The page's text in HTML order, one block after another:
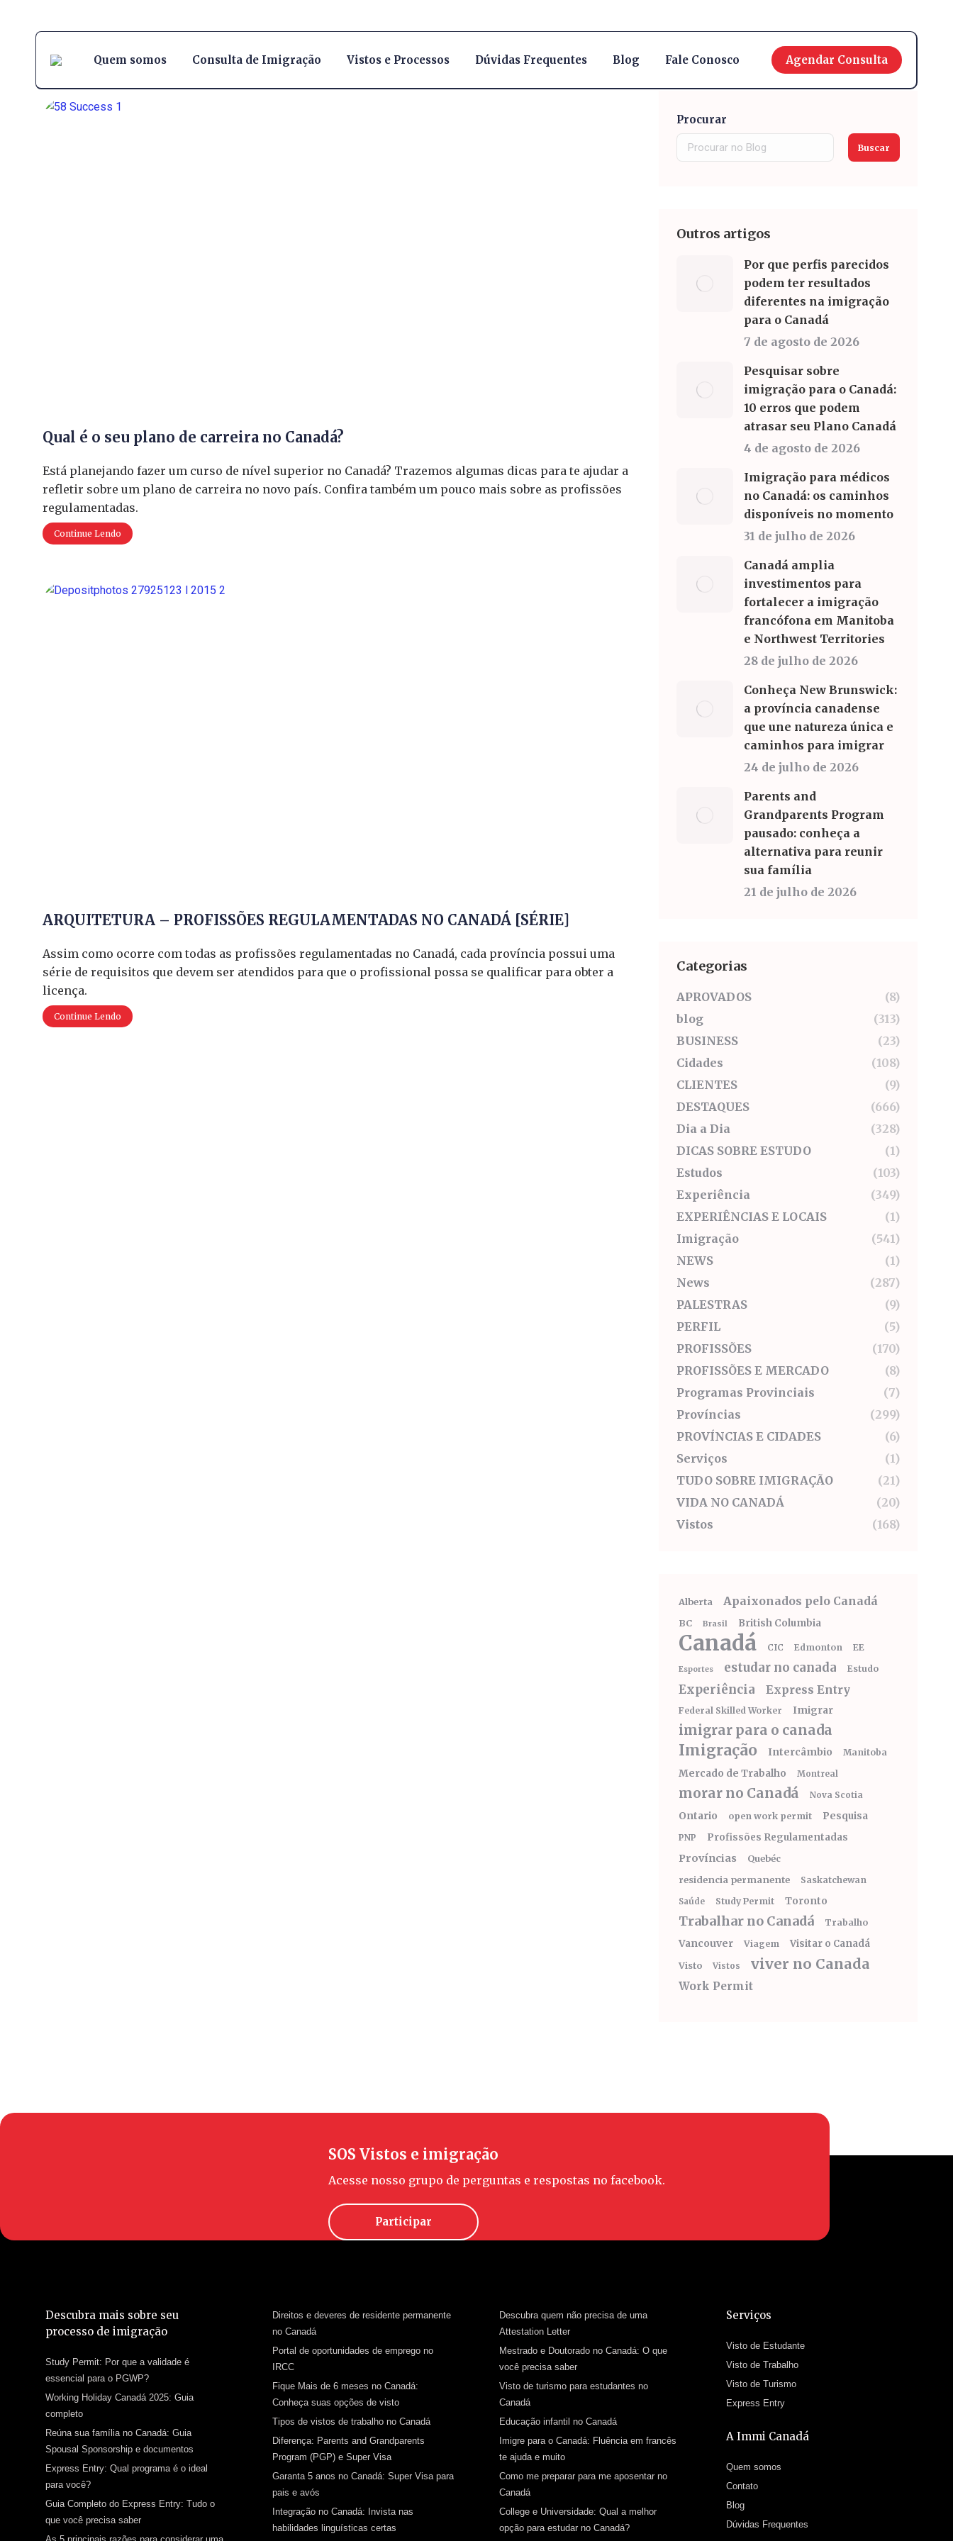
Quem somos Consulta de Imigração Vistos e Processos Dúvidas Frequentes Blog Fale Conosco Agendar Consulta
Qual é o seu plano de carreira no Canadá?
Está planejando fazer um curso de nível superior no Canadá? Trazemos algumas dicas para te ajudar a
refletir sobre um plano de carreira no novo país. Confira também um pouco mais sobre as profissões
regulamentadas.
Continue Lendo
ARQUITETURA – PROFISSÕES REGULAMENTADAS NO CANADÁ [SÉRIE]
Assim como ocorre com todas as profissões regulamentadas no Canadá, cada província possui uma
série de requisitos que devem ser atendidos para que o profissional possa se qualificar para obter a
licença.
Continue Lendo
Procurar
Buscar
Outros artigos
Por que perfis parecidos
podem ter resultados
diferentes na imigração
para o Canadá
7 de agosto de 2026
Pesquisar sobre
imigração para o Canadá:
10 erros que podem
atrasar seu Plano Canadá
4 de agosto de 2026
Imigração para médicos
no Canadá: os caminhos
disponíveis no momento
31 de julho de 2026
Canadá amplia
investimentos para
fortalecer a imigração
francófona em Manitoba
e Northwest Territories
28 de julho de 2026
Conheça New Brunswick:
a província canadense
que une natureza única e
caminhos para imigrar
24 de julho de 2026
Parents and
Grandparents Program
pausado: conheça a
alternativa para reunir
sua família
21 de julho de 2026
Categorias
APROVADOS
(8)
blog
(313)
BUSINESS
(23)
Cidades
(108)
CLIENTES
(9)
DESTAQUES
(666)
Dia a Dia
(328)
DICAS SOBRE ESTUDO
(1)
Estudos
(103)
Experiência
(349)
EXPERIÊNCIAS E LOCAIS
(1)
Imigração
(541)
NEWS
(1)
News
(287)
PALESTRAS
(9)
PERFIL
(5)
PROFISSÕES
(170)
PROFISSÕES E MERCADO
(8)
Programas Provinciais
(7)
Províncias
(299)
PROVÍNCIAS E CIDADES
(6)
Serviços
(1)
TUDO SOBRE IMIGRAÇÃO
(21)
VIDA NO CANADÁ
(20)
Vistos
(168)
Alberta Apaixonados pelo Canadá
BC Brasil British Columbia
Canadá CIC Edmonton EE
Esportes estudar no canada Estudo
Experiência Express Entry
Federal Skilled Worker Imigrar
imigrar para o canada
Imigração Intercâmbio Manitoba
Mercado de Trabalho Montreal
morar no Canadá Nova Scotia
Ontario open work permit Pesquisa
PNP Profissões Regulamentadas
Províncias
Quebéc
residencia permanente
Saskatchewan
Saúde Study Permit Toronto
Trabalhar no Canadá Trabalho
Vancouver Viagem
Visitar o Canadá
Visto
Vistos viver no Canada
Work Permit
SOS Vistos e imigração
Acesse nosso grupo de perguntas e respostas no facebook.
Participar
Descubra mais sobre seu
processo de imigração
Study Permit: Por que a validade é
essencial para o PGWP?
Working Holiday Canadá 2025: Guia
completo
Reúna sua família no Canadá: Guia
Spousal Sponsorship e documentos
Express Entry: Qual programa é o ideal
para você?
Guia Completo do Express Entry: Tudo o
que você precisa saber
Direitos e deveres de residente permanente
no Canadá
Portal de oportunidades de emprego no
IRCC
Fique Mais de 6 meses no Canadá:
Conheça suas opções de visto
Tipos de vistos de trabalho no Canadá
Diferença: Parents and Grandparents
Program (PGP) e Super Visa
Garanta 5 anos no Canadá: Super Visa para
pais e avós
Integração no Canadá: Invista nas
habilidades linguísticas certas
Descubra quem não precisa de uma
Attestation Letter
Mestrado e Doutorado no Canadá: O que
você precisa saber
Visto de turismo para estudantes no
Canadá
Educação infantil no Canadá
Imigre para o Canadá: Fluência em francês
te ajuda e muito
Como me preparar para me aposentar no
Canadá
College e Universidade: Qual a melhor
opção para estudar no Canadá?
Serviços
Visto de Estudante
Visto de Trabalho
Visto de Turismo
Express Entry
A Immi Canadá
Quem somos
Contato
Blog
Dúvidas Frequentes